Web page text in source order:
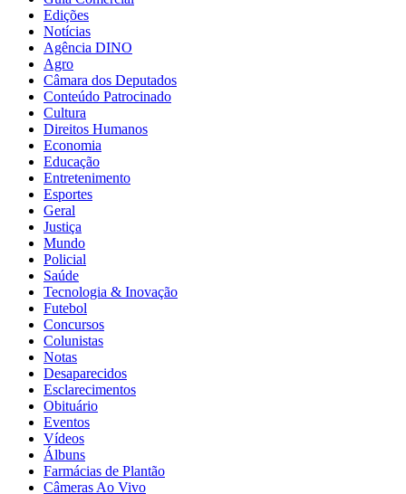
Edições
Notícias
Agência DINO
Agro
Câmara dos Deputados
Conteúdo Patrocinado
Cultura
Direitos Humanos
Economia
Educação
Entretenimento
Esportes
Geral
Justiça
Mundo
Policial
Saúde
Tecnologia & Inovação
Futebol
Concursos
Colunistas
Notas
Desaparecidos
Esclarecimentos
Obituário
Eventos
Vídeos
Álbuns
Farmácias de Plantão
Câmeras Ao Vivo